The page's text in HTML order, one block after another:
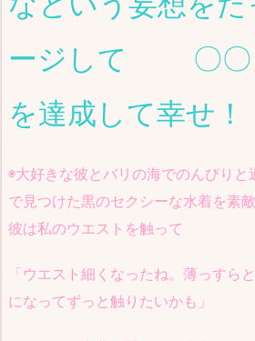
ージして 〇
を達成して幸せ！
◉大好きな彼とバリの海でのんびりと
で見つけた黒のセクシーな水着を素
彼は私のウエストを触って
「ウエスト細くなったね。薄っすら
になってずっと触りたいかも」